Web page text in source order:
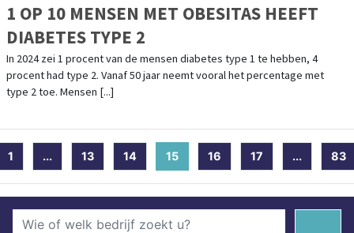
1 OP 10 MENSEN MET OBESITAS HEEFT
DIABETES TYPE 2
In 2024 zei 1 procent van de mensen diabetes type 1 te hebben, 4
procent had type 2. Vanaf 50 jaar neemt vooral het percentage met
type 2 toe. Mensen [...]
1 ... 13 14 15 (current)
16 17 ... 83